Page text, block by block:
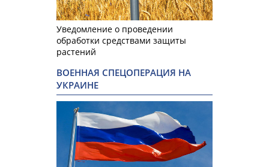
Уведомление о проведении
обработки средствами защиты
растений
ВОЕННАЯ СПЕЦОПЕРАЦИЯ НА
УКРАИНЕ